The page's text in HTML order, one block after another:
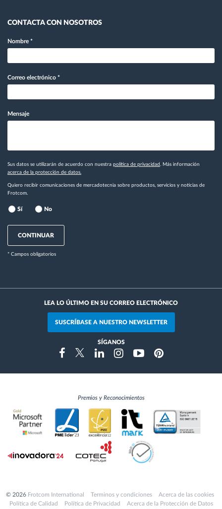
CONTACTA CON NOSOTROS
Nombre *
Correo electrónico *
Mensaje
Sus datos se utilizarán de acuerdo con nuestra política de privacidad
. Más información
acerca de la protección de datos.
Quiero recibir comunicaciones de mercadotecnia sobre productos, servicios y noticias de
Frotcom.
Sí No
CONTINUAR
* Campos obligatorios
LEA LO ÚLTIMO EN SU CORREO ELECTRÓNICO
SUSCRÍBASE A NUESTRO NEWSLETTER
SÍGANOS
FacebookTwitterLinkedinInstragramYoutubePinterest
Premios y Reconocimientos
© 2026 Frotcom International Terminos y condiciones
Acerca de las cookies
Política de Calidad
Política de Privacidad Acerca de la Protección de Datos